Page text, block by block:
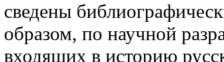
сведены
образом, по научной
входящих в историю